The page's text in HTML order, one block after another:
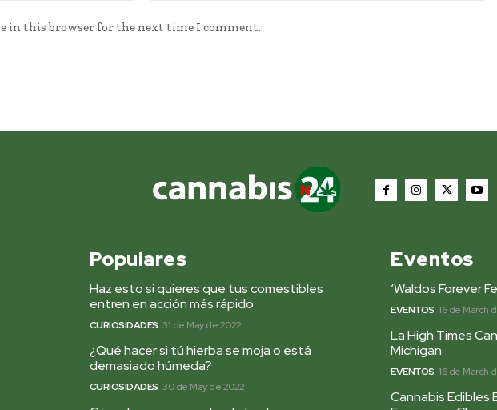
in this browser for the next time I comment.
Populares
Haz esto si quieres que tus comestibles
entren en acción más rápido
CURIOSIDADES 31 de May de 2022
¿Qué hacer si tú hierba se moja o está
demasiado húmeda?
CURIOSIDADES 30 de May de 2022
Eventos
‘Waldos Forever
EVENTOS 16 de March
La High Times
Michigan
EVENTOS 16 de March
Cannabis Edibles